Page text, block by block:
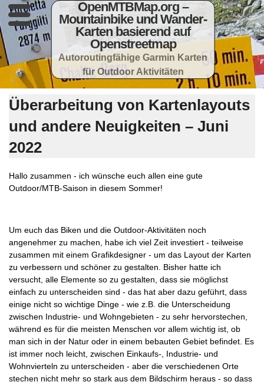
OpenMTBMap.org –
Mountainbike und Wander-
Karten basierend auf
Openstreetmap
Autoroutingfähige Garmin Karten
für Outdoor Aktivitäten
Überarbeitung von Kartenlayouts
und andere Neuigkeiten – Juni
2022
Hallo zusammen - ich wünsche euch allen eine gute
Outdoor/MTB-Saison in diesem Sommer!
Um euch das Biken und die Outdoor-Aktivitäten noch
angenehmer zu machen, habe ich viel Zeit investiert - teilweise
zusammen mit einem Grafikdesigner - um das Layout der Karten
zu verbessern und schöner zu gestalten. Bisher hatte ich
versucht, alle Elemente so zu gestalten, dass sie möglichst
einfach zu unterscheiden sind - das hat aber dazu geführt, dass
einige nicht so wichtige Dinge - wie z.B. die Unterscheidung
zwischen Industrie- und Wohngebieten - zu sehr hervorstechen,
während es für die meisten Menschen vor allem wichtig ist, ob
man sich in der Natur oder in einem bebauten Gebiet befindet. Es
ist immer noch leicht, zwischen Einkaufs-, Industrie- und
Wohnvierteln zu unterscheiden - aber die verschiedenen Orte
stechen nicht mehr so stark aus dem Bildschirm heraus - so dass